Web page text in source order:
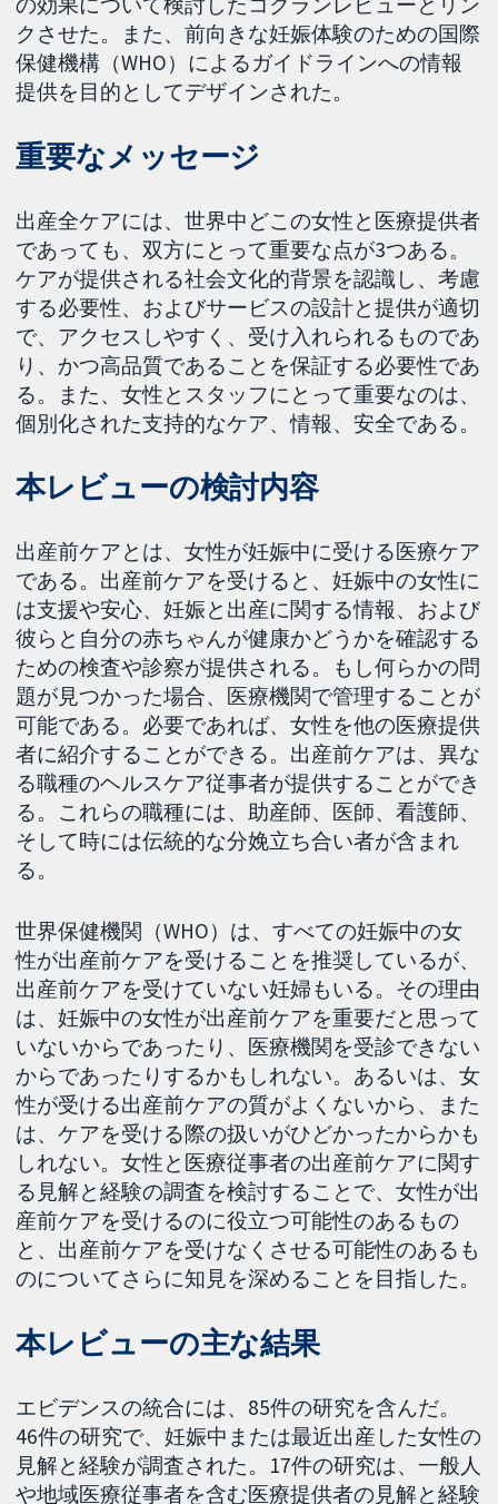
クさせた。また、前向きな妊娠体験のための国際
保健機構（WHO）によるガイドラインへの情報
提供を目的としてデザインされた。
重要なメッセージ
出産全ケアには、世界中どこの女性と医療提供者
であっても、双方にとって重要な点が3つある。
ケアが提供される社会文化的背景を認識し、考慮
する必要性、およびサービスの設計と提供が適切
で、アクセスしやすく、受け入れられるものであ
り、かつ高品質であることを保証する必要性であ
る。また、女性とスタッフにとって重要なのは、
個別化された支持的なケア、情報、安全である。
本レビューの検討内容
出産前ケアとは、女性が妊娠中に受ける医療ケア
である。出産前ケアを受けると、妊娠中の女性に
は支援や安心、妊娠と出産に関する情報、および
彼らと自分の赤ちゃんが健康かどうかを確認する
ための検査や診察が提供される。もし何らかの問
題が見つかった場合、医療機関で管理することが
可能である。必要であれば、女性を他の医療提供
者に紹介することができる。出産前ケアは、異な
る職種のヘルスケア従事者が提供することができ
る。これらの職種には、助産師、医師、看護師、
そして時には伝統的な分娩立ち合い者が含まれ
る。
世界保健機関（WHO）は、すべての妊娠中の女
性が出産前ケアを受けることを推奨しているが、
出産前ケアを受けていない妊婦もいる。その理由
は、妊娠中の女性が出産前ケアを重要だと思って
いないからであったり、医療機関を受診できない
からであったりするかもしれない。あるいは、女
性が受ける出産前ケアの質がよくないから、また
は、ケアを受ける際の扱いがひどかったからかも
しれない。女性と医療従事者の出産前ケアに関す
る見解と経験の調査を検討することで、女性が出
産前ケアを受けるのに役立つ可能性のあるもの
と、出産前ケアを受けなくさせる可能性のあるも
のについてさらに知見を深めることを目指した。
本レビューの主な結果
エビデンスの統合には、85件の研究を含んだ。
46件の研究で、妊娠中または最近出産した女性の
見解と経験が調査された。17件の研究は、一般人
や地域医療従事者を含む医療提供者の見解と経験